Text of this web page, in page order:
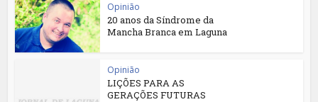
Opinião
20 anos da Síndrome da
Mancha Branca em Laguna
Opinião
LIÇÕES PARA AS
GERAÇÕES FUTURAS